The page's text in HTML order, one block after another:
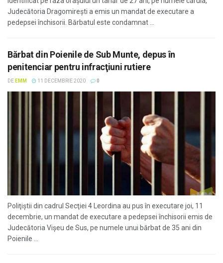
Judecătoria Dragomirești a emis un mandat de executare a
pedepsei închisorii. Bărbatul este condamnat ...
Bărbat din Poienile de Sub Munte, depus în
penitenciar pentru infracţiuni rutiere
DE EMM 11 DECEMBRIE 2020 0
Poliţiştii din cadrul Secţiei 4 Leordina au pus în executare joi, 11
decembrie, un mandat de executare a pedepsei închisorii emis de
Judecătoria Vişeu de Sus, pe numele unui bărbat de 35 ani din
Poienile ...